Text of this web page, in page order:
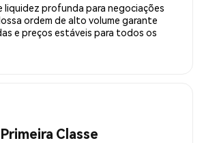
liquidez profunda para negociações
ordem de alto volume garante
e preços estáveis para todos os
Classe